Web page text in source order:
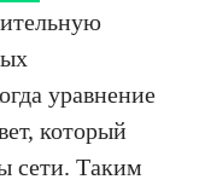
уравнение
который
сети. Таким